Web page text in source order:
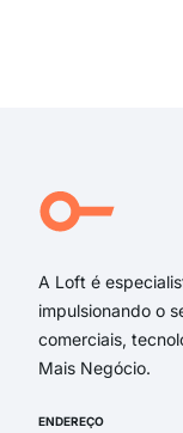
A Loft é
impulsionando o
comerciais,
Mais Negócio.
ENDEREÇO